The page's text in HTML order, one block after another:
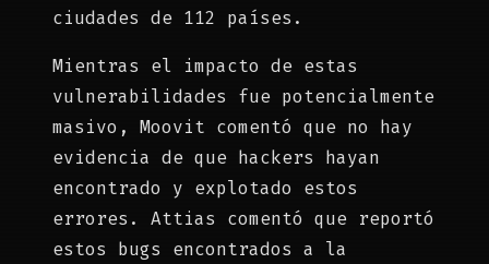
ciudades de 112 países.
Mientras el impacto de estas
vulnerabilidades fue potencialmente
masivo, Moovit comentó que no hay
evidencia de que hackers hayan
encontrado y explotado estos
errores. Attias comentó que reportó
estos bugs encontrados a la